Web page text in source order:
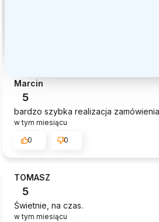
Marcin
5
bardzo szybka realizacja zamówienia
w tym miesiącu
0
0
TOMASZ
5
Świetnie, na czas.
w tym miesiącu